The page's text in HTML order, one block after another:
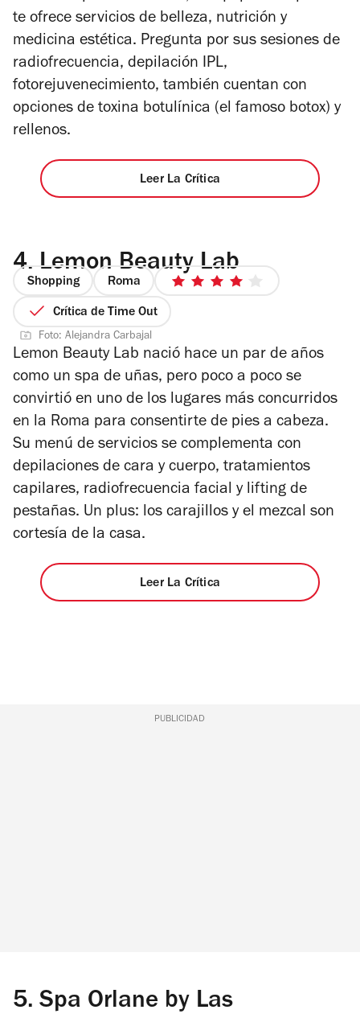
te ofrece servicios de belleza, nutrición y
medicina estética. Pregunta por sus sesiones de
radiofrecuencia, depilación IPL,
fotorejuvenecimiento, también cuentan con
opciones de toxina botulínica (el famoso botox) y
rellenos.
Leer La Crítica
4. Lemon Beauty Lab
Shopping Roma
4
estrellas
Crítica de Time Out
Foto: Alejandra Carbajal
Lemon Beauty Lab nació hace un par de años
como un spa de uñas, pero poco a poco se
convirtió en uno de los lugares más concurridos
en la Roma para consentirte de pies a cabeza.
Su menú de servicios se complementa con
depilaciones de cara y cuerpo, tratamientos
capilares, radiofrecuencia facial y lifting de
pestañas. Un plus: los carajillos y el mezcal son
cortesía de la casa.
Leer La Crítica
PUBLICIDAD
5. Spa Orlane by Las